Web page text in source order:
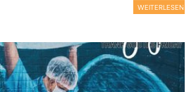
WEITERLESEN